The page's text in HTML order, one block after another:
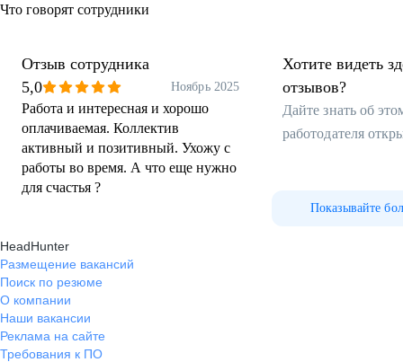
Что говорят сотрудники
Отзыв сотрудника
5,0
Ноябрь 2025
Работа и интересная и хорошо
оплачиваемая. Коллектив
активный и позитивный. Ухожу с
работы во время. А что еще нужно
для счастья ?
Хотите видеть
отзывов?
Дайте знать об
работодателя
Показывайте
HeadHunter
Размещение вакансий
Поиск по резюме
О компании
Наши вакансии
Реклама на сайте
Требования к ПО